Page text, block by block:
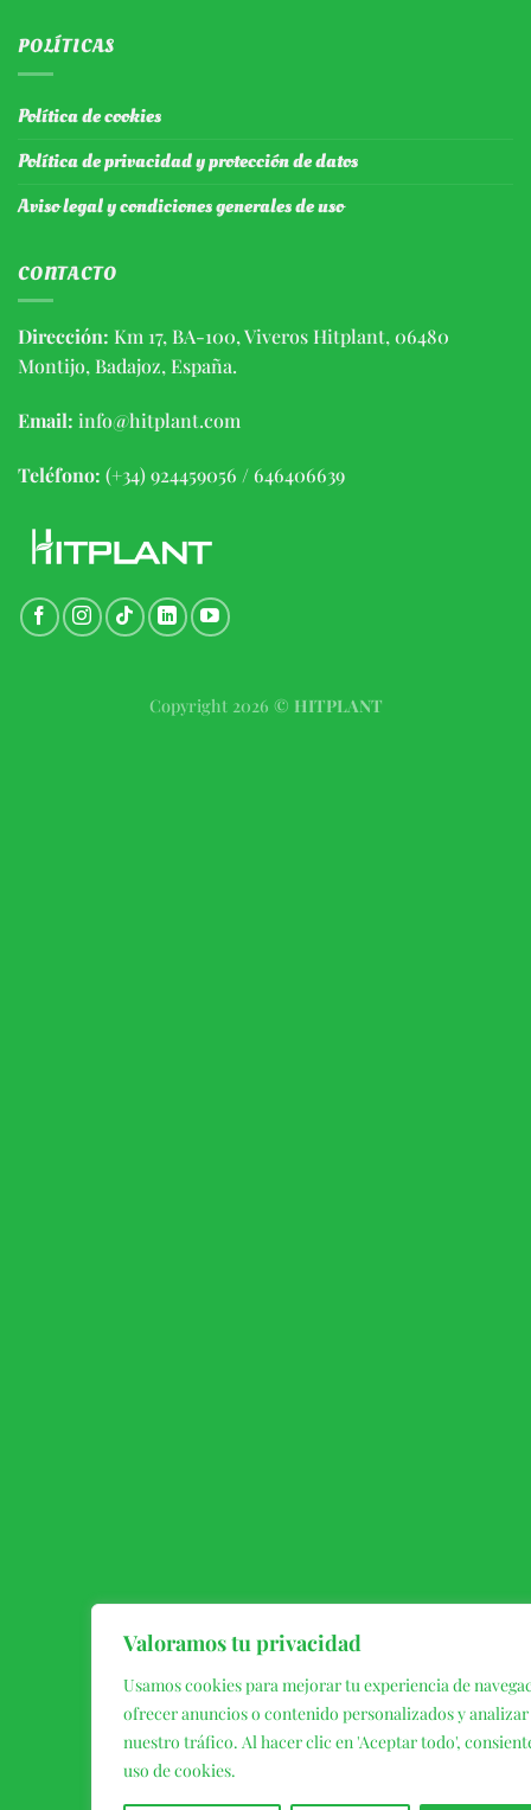
Valoramos tu privacidad
Usamos cookies para mejorar tu experiencia de
ofrecer anuncios o contenido personalizados y analizar
nuestro tráfico. Al hacer clic en 'Aceptar todo',
uso de cookies.
POLÍTICAS
Política de cookies
Política de privacidad y protección de datos
Aviso legal y condiciones generales de uso
CONTACTO
Dirección: Km 17, BA-100, Viveros Hitplant, 06480
Montijo, Badajoz, España.
Email: info@hitplant.com
Teléfono: (+34) 924459056 / 646406639
Copyright 2026 © HITPLANT